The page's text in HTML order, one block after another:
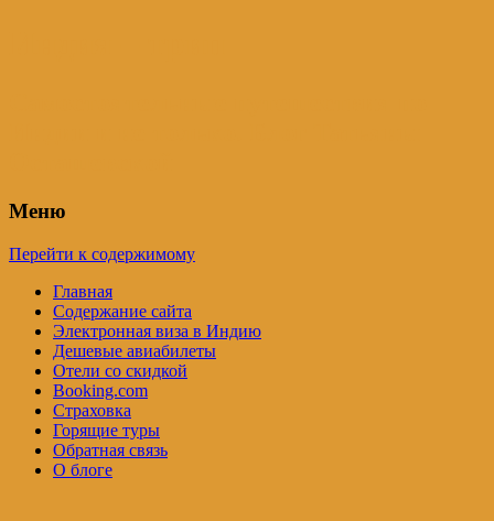
Меню
Перейти к содержимому
Главная
Содержание сайта
Электронная виза в Индию
Дешевые авиабилеты
Отели со скидкой
Booking.com
Страховка
Горящие туры
Обратная связь
О блоге